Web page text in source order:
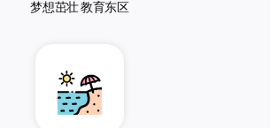
梦想茁壮 教育东区